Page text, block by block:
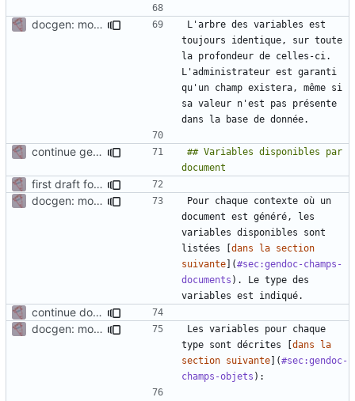
docgen: more explanations
L'arbre des variables est
toujours identique, sur toute
la profondeur de celles-ci.
L'administrateur est garanti
qu'un champ existera, même si
sa valeur n'est pas présente
continue gen doc documentation
## Variables disponibles par
first draft for admin manual - generation document
docgen: more explanations
Pour chaque contexte où un
document est généré, les
variables disponibles sont
listées [dans la section
suivante](#sec:gendoc-champs-
documents ). Le type des
continue documentation for variables
docgen: more explanations
Les variables pour chaque
type sont décrites [dans la
section suivante](#sec:gendoc-
champs-objets